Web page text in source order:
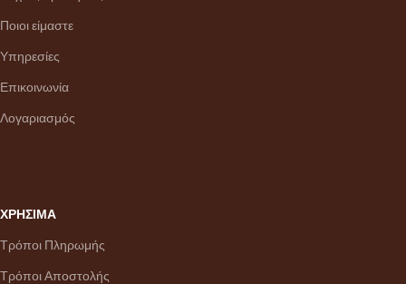
Ποιοι είμαστε
Υπηρεσίες
Επικοινωνία
Λογαριασμός
ΧΡΗΣΙΜΑ
Τρόποι Πληρωμής
Τρόποι Αποστολής